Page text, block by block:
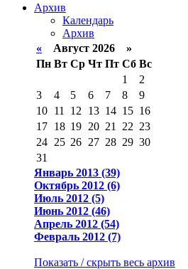
Архив
Календарь
Архив
« Август 2026 »
Пн Вт Ср Чт Пт Сб Вс
1
2
3
4 5 6 7 8
9
10 11 12 13 14 15 16
17 18 19 20 21 22 23
24 25 26 27 28 29 30
31
Январь 2013 (39)
Октябрь 2012 (6)
Июль 2012 (5)
Июнь 2012 (46)
Апрель 2012 (54)
Февраль 2012 (7)
Показать / скрыть весь архив